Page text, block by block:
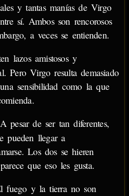
y tantas manías de Virgo
sí. Ambos son rencorosos
a veces se entienden.
lazos amistosos y
Pero Virgo resulta demasiado
sensibilidad como la que
pesar de ser tan diferentes,
pueden llegar a
Los dos se hieren
que eso les gusta.
y la tierra no son